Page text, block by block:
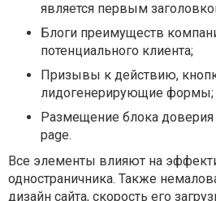
является первым
Блоги преимуществ
потенциального клиента;
Призывы к действию,
лидогенерирующие формы;
Размещение блока доверия
page.
Все элементы влияют на
одностраничника. Также
дизайн сайта, скорость его